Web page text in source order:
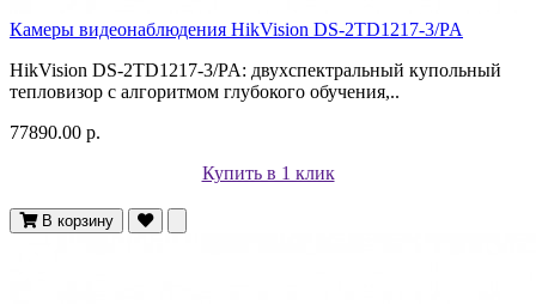
Камеры видеонаблюдения HikVision DS-2TD1217-3/PA
HikVision DS-2TD1217-3/PA: двухспектральный купольный
тепловизор с алгоритмом глубокого обучения,..
77890.00 р.
Купить в 1 клик
В корзину